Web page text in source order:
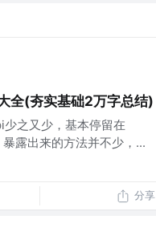
全(夯实基础2万字总结)
之又少，基本停留在
露出来的方法并不少，...
分享